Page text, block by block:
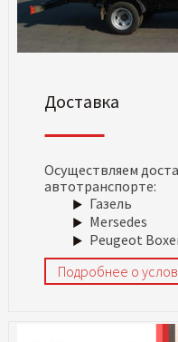
Доставка
Осуществляем
автотранспорте:
Газель
Mersedes
Peugeot
Подробнее о